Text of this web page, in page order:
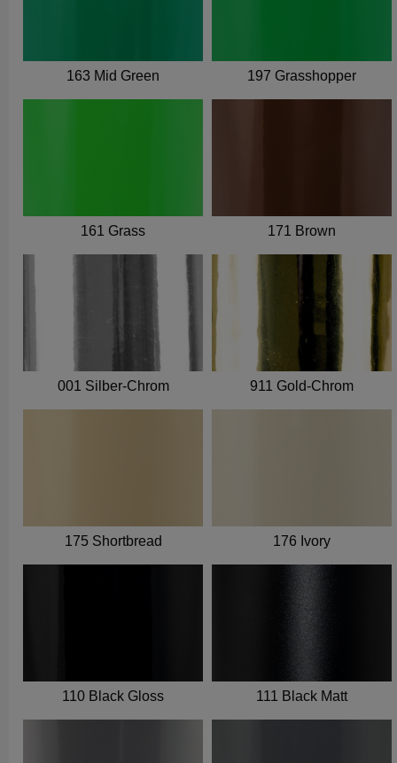
163 Mid Green 197 Grasshopper
161 Grass 171 Brown
001 Silber-Chrom 911 Gold-Chrom
175 Shortbread 176 Ivory
110 Black Gloss 111 Black Matt